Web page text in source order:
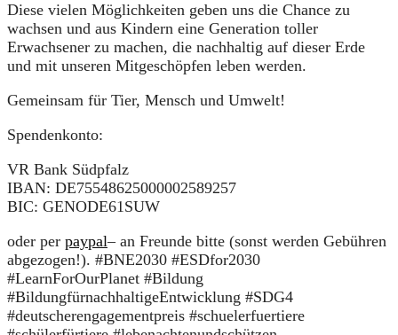
Diese vielen Möglichkeiten geben uns die Chance zu
wachsen und aus Kindern eine Generation toller
Erwachsener zu machen, die nachhaltig auf dieser Erde
und mit unseren Mitgeschöpfen leben werden.
Gemeinsam für Tier, Mensch und Umwelt!
Spendenkonto:
VR Bank Südpfalz
IBAN: DE75548625000002589257
BIC: GENODE61SUW
oder per paypal– an Freunde bitte (sonst werden Gebühren
abgezogen!). #BNE2030 #ESDfor2030
#LearnForOurPlanet #Bildung
#BildungfürnachhaltigeEntwicklung #SDG4
#deutscherengagementpreis #schuelerfuertiere